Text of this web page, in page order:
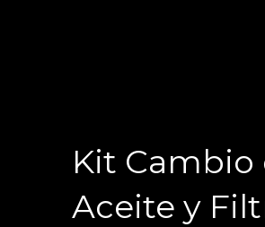
Kit Cambio
Aceite y